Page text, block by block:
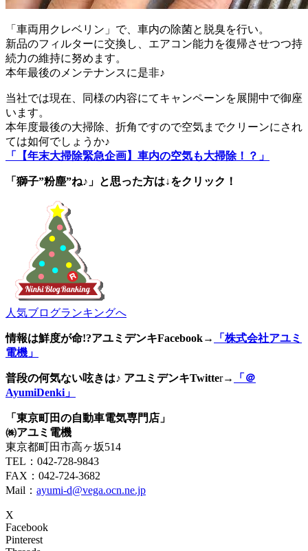
「車両用クレベリン」で、車内の除菌と脱臭を行い。
新品のフィルターに交換し、エアコン能力を復帰させつつ持
続力の維持に努めます。
本年最後のメンテナンスに是非♪
当社では現在、同様の内容にてキャンペーンを展開中で御座
います。
本年度最後の大掃除、折角ですので空気までクリーンにされ
ては如何でしょうか♪
「【年末大掃除緊急企画】車内の空気も大掃除！？」
「獅子”粉塵”ね♪」と思った方は↓をクリック！
人気ブログランキングへ
情報は鮮度が命!?アユミデンキFacebook→
「株式会社アユミ
電機」
普段の何気ない呟きは♪ アユミデンキTwitter→
「＠
AyumiDenki」
「東京町田の自動車電気専門店」
㈱アユミ電機
東京都町田市高ヶ坂514
TEL：042-728-9843
FAX：042-724-3682
Mail： ayumi-d@vega.ocn.ne.jp
X
Facebook
Pinterest